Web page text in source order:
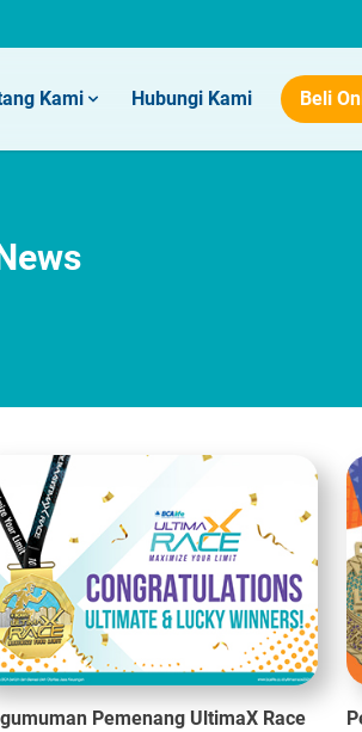
Kami Hubungi Kami Beli
Pemenang UltimaX Race